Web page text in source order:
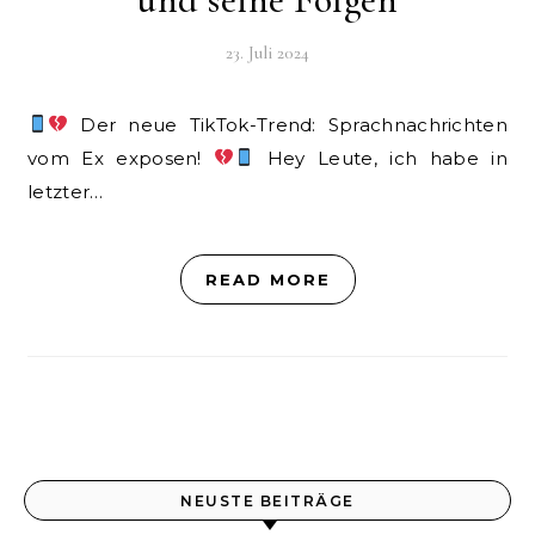
23. Juli 2024
Der neue TikTok-Trend: Sprachnachrichten
vom Ex exposen!
Hey Leute, ich habe in
letzter…
READ MORE
NEUSTE BEITRÄGE